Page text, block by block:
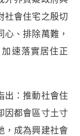
社會住宅之殷切
、排除萬難，
速落實居住正
出：推動社會住
因都會區寸土寸
，成為興建社會